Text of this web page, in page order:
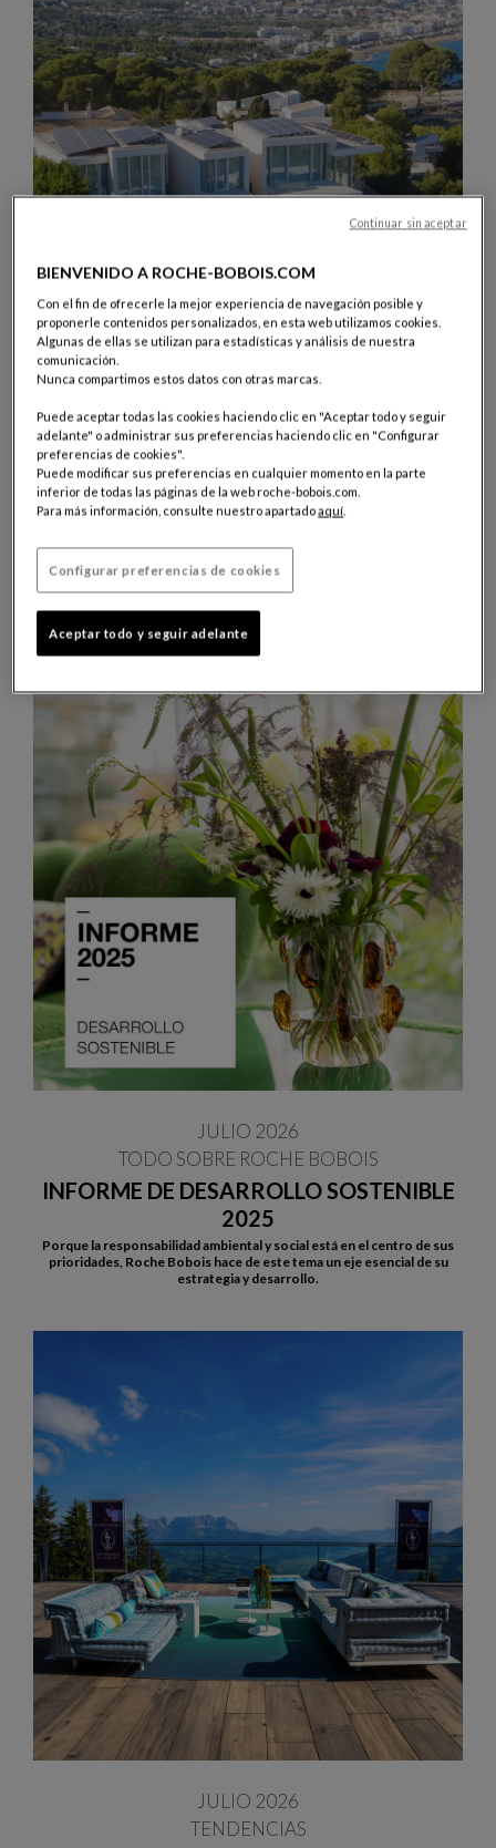
VISITE PRIVÉE CASA DUNA X
FORMENTERA
TENDENCIAS
Roche Bobois chose Ramon Esteve's Casa Sardinera in Spain to
showcase its Formentera outdoor collection (designed by Philippe
Bouix).
INFORME DE DESARROLLO SOSTENIBLE
2025
JULIO 2026
TODO SOBRE ROCHE BOBOIS
Porque la responsabilidad ambiental y social está en el centro de sus
prioridades, Roche Bobois hace de este tema un eje esencial de su
estrategia y desarrollo.
JULIO 2026
TENDENCIAS
BIENVENIDO A ROCHE-BOBOIS.COM
Con el fin de ofrecerle la mejor experiencia de navegación posible y
proponerle contenidos personalizados, en esta web utilizamos cookies.
Algunas de ellas se utilizan para estadísticas y análisis de nuestra
comunicación.
Nunca compartimos estos datos con otras marcas.
Puede aceptar todas las cookies haciendo clic en "Aceptar todo y seguir
adelante" o administrar sus preferencias haciendo clic en "Configurar
preferencias de cookies".
Puede modificar sus preferencias en cualquier momento en la parte
inferior de todas las páginas de la web roche-bobois.com.
Para más información, consulte nuestro apartadoaquí.
Configurar preferencias de cookies
Aceptar todo y seguir adelante
Continuar sin aceptar